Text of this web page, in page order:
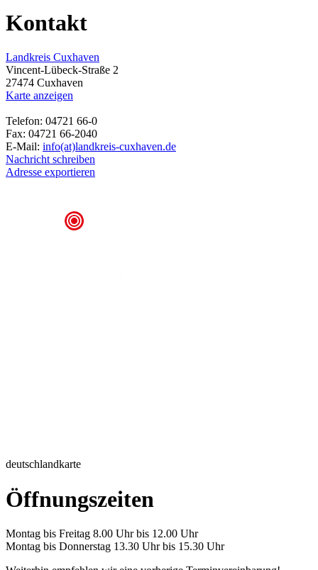
Kontakt
Landkreis Cuxhaven
Vincent-Lübeck-Straße 2
27474 Cuxhaven
Karte anzeigen
Telefon: 04721 66-0
Fax: 04721 66-2040
E-Mail: info(at)landkreis-cuxhaven.de
Nachricht schreiben
Adresse exportieren
deutschlandkarte
Öffnungszeiten
Montag bis Freitag 8.00 Uhr bis 12.00 Uhr
Montag bis Donnerstag 13.30 Uhr bis 15.30 Uhr